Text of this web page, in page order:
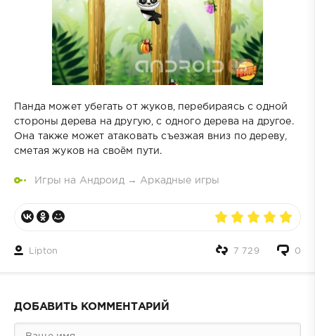
Панда может убегать от жуков, перебираясь с одной
стороны дерева на другую, с одного дерева на другое.
Она также может атаковать съезжая вниз по дереву,
сметая жуков на своём пути.
Игры на Андроид → Аркадные игры
Lipton 0
7 729
ДОБАВИТЬ КОММЕНТАРИЙ